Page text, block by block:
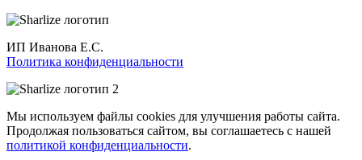
ИП Иванова Е.С.
Политика конфиденциальности
Мы используем файлы cookies для улучшения работы сайта.
Продолжая пользоваться сайтом, вы соглашаетесь с нашей
политикой конфиденциальности.